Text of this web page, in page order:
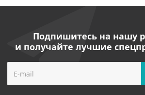
Подпишитесь на нашу
и получайте лучшие